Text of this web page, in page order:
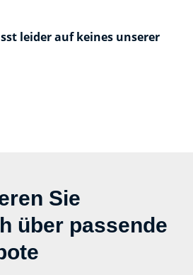
leider auf keines unserer
Sie
über passende